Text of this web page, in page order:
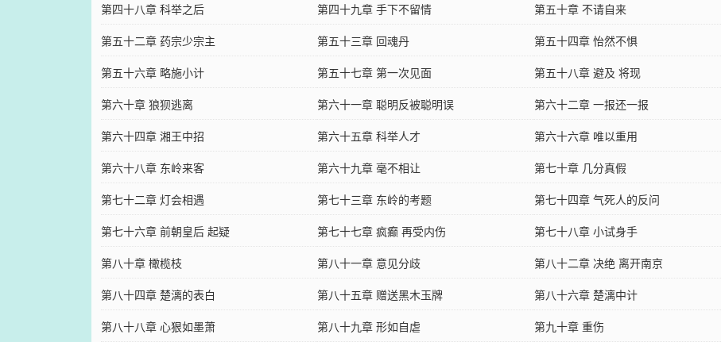
第四十八章 科举之后
第四十九章 手下不留情 第五十章 不请自来
第五十二章 药宗少宗主
第五十三章 回魂丹 第五十四章 怡然不惧
第五十六章 略施小计
第五十七章 第一次见面 第五十八章 避及 将现
第六十章 狼狈逃离
第六十一章 聪明反被聪明误 第六十二章 一报还一报
第六十四章 湘王中招
第六十五章 科举人才 第六十六章 唯以重用
第六十八章 东岭来客
第六十九章 毫不相让 第七十章 几分真假
第七十二章 灯会相遇
第七十三章 东岭的考题 第七十四章 气死人的反问
第七十六章 前朝皇后 起疑
第七十七章 疯癫 再受内伤 第七十八章 小试身手
第八十章 橄榄枝
第八十一章 意见分歧 第八十二章 决绝 离开南京
第八十四章 楚漓的表白
第八十五章 赠送黑木玉牌 第八十六章 楚漓中计
第八十八章 心狠如墨萧
第八十九章 形如自虐 第九十章 重伤